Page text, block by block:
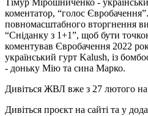
коментатор, “голос
повномасштабного вторгнення
“Сніданку з 1+1”, щоб бути
коментував Євробачення 2022
український гурт Kalush, із
- доньку Мію та сина Марко.
Дивіться ЖВЛ вже з 27 лютого на
Дивіться проєкт на сайті та у